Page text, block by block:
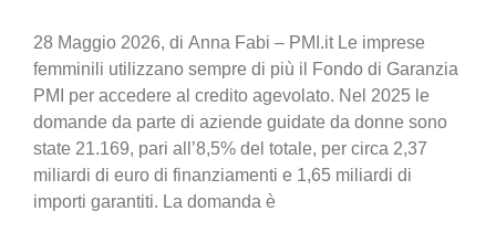
28 Maggio 2026, di Anna Fabi – PMI.it Le imprese
femminili utilizzano sempre di più il Fondo di Garanzia
PMI per accedere al credito agevolato. Nel 2025 le
domande da parte di aziende guidate da donne sono
state 21.169, pari all’8,5% del totale, per circa 2,37
miliardi di euro di finanziamenti e 1,65 miliardi di
importi garantiti. La domanda è